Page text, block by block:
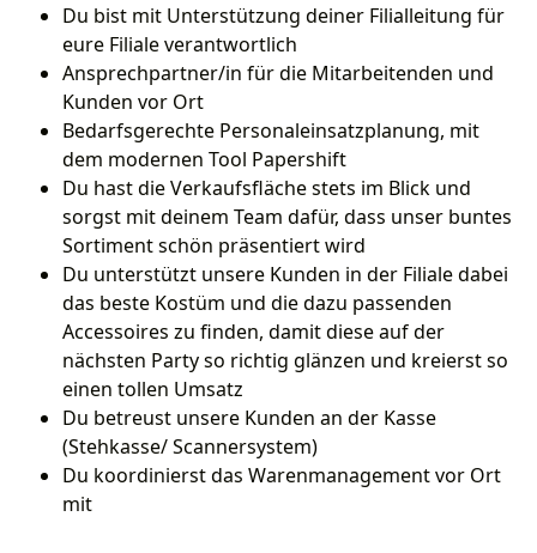
Du bist mit Unterstützung deiner Filialleitung für
eure Filiale verantwortlich
Ansprechpartner/in für die Mitarbeitenden und
Kunden vor Ort
Bedarfsgerechte Personaleinsatzplanung, mit
dem modernen Tool Papershift
Du hast die Verkaufsfläche stets im Blick und
sorgst mit deinem Team dafür, dass unser buntes
Sortiment schön präsentiert wird
Du unterstützt unsere Kunden in der Filiale dabei
das beste Kostüm und die dazu passenden
Accessoires zu finden, damit diese auf der
nächsten Party so richtig glänzen und kreierst so
einen tollen Umsatz
Du betreust unsere Kunden an der Kasse
(Stehkasse/ Scannersystem)
Du koordinierst das Warenmanagement vor Ort
mit